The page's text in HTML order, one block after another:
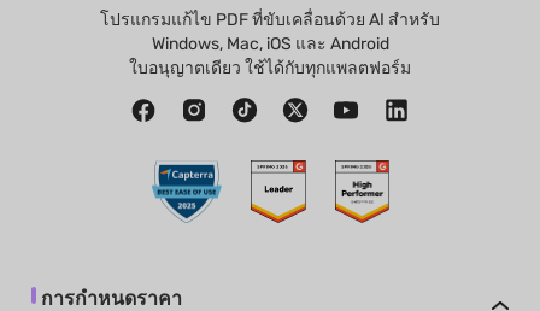
โปรแกรมแก้ไข PDF ที่ขับเคลื่อนด้วย AI สำหรับ
Windows, Mac, iOS และ Android
ใบอนุญาตเดียว ใช้ได้กับทุกแพลตฟอร์ม
การกำหนดราคา